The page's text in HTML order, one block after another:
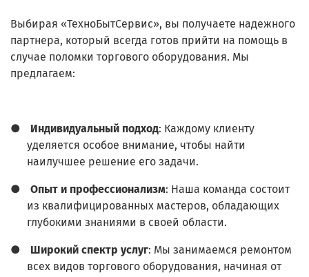
Выбирая «ТехноБытСервис», вы получаете надежного
партнера, который всегда готов прийти на помощь в
случае поломки торгового оборудования. Мы
предлагаем:
● Индивидуальный подход: Каждому клиенту
уделяется особое внимание, чтобы найти
наилучшее решение его задачи.
● Опыт и профессионализм: Наша команда состоит
из квалифицированных мастеров, обладающих
глубокими знаниями в своей области.
● Широкий спектр услуг: Мы занимаемся ремонтом
всех видов торгового оборудования, начиная от